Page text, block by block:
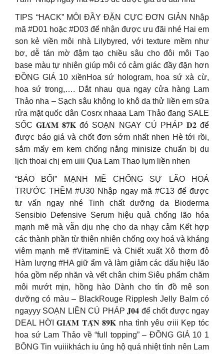
TIPS “HACK” MÔI ĐẦY ĐẶN CỰC ĐƠN GIẢN Nhập
mã #D01 hoặc #D03 để nhận được ưu đãi nhé Hai em
son kẻ viền môi nhà Lilybyred, với texture mềm như
bơ, dễ tán mờ đậm tạo chiều sâu cho đôi môi Tạo
base màu tự nhiên giúp môi có cảm giác đầy đặn hơn
ĐỒNG GIÁ 10 xiềnHoa sứ hologram, hoa sứ xà cừ,
hoa sứ trong,…. Dắt nhau qua ngay cửa hàng Lam
Thảo nha – Sạch sâu không lo khô da thử liền em sữa
rửa mặt quốc dân Cosrx nhaaa Lam Thảo đang SALE
SỐC 𝐆𝐈𝐀̉𝐌 𝟖𝟕𝐊 đó SOẠN NGAY CÚ PHÁP 𝐃𝟐 để
được báo giá và chốt đơn sớm nhất nhen Hè tới rồi,
sắm mấy em kem chống nắng minisize chuẩn bị du
lịch thoai chị em uiii Qua Lam Thao lụm liền nhen
“BẢO BỐI” MẠNH MẼ CHỐNG SỰ LÃO HOÁ
TRƯỚC THỀM #U30 Nhập ngay mã #C13 để được
tư vấn ngay nhé Tinh chất dưỡng da Bioderma
Sensibio Defensive Serum hiệu quả chống lão hóa
mạnh mẽ mà vẫn dịu nhẹ cho da nhạy cảm Kết hợp
các thành phần từ thiên nhiên chống oxy hoá và kháng
viêm mạnh mẽ #VitaminE và Chiết xuất Xô thơm đỏ
Hàm lượng #HA giữ ẩm và làm giảm các dấu hiệu lão
hóa gồm nếp nhăn và vết chân chim Siêu phẩm chăm
môi mướt mịn, hồng hào Dành cho tín đồ mê son
dưỡng có màu – BlackRouge Ripplesh Jelly Balm có
ngayyy SOẠN LIỀN CÚ PHÁP 𝐉𝟎𝟒 để chốt được ngay
DEAL HỜI 𝐆𝐈𝐀̉𝐌 𝐓𝐀̣̂𝐍 𝟖𝟗𝐊 nha tình yêu ơiii Kẹp tóc
hoa sứ Lam Thảo về “full topping” – ĐỒNG GIÁ 10 1
BÔNG Tin vuiiikhách iu ủng hộ quá nhiệt tình nên Lam